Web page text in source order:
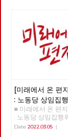
세를 규정하는 네
사람 : 청소년을 활
기획자 고유미 □
건데 - 기본소득,
이 찾아야 할 권리
예정되어 있던 비
[미래에서 온 편
: 노동당 상임집
그들은 누구인가?
■ 미래에서 온 편
: 노동당 상임집행
들은 누구인가?
Date 2022.03.05 |